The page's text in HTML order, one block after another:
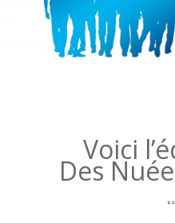
Voici
Des